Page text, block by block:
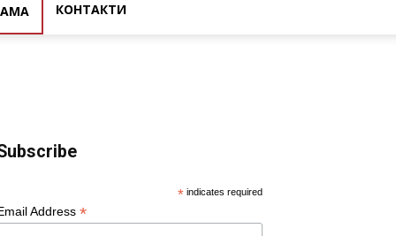
КОНТАКТИ
* indicates required
Address *